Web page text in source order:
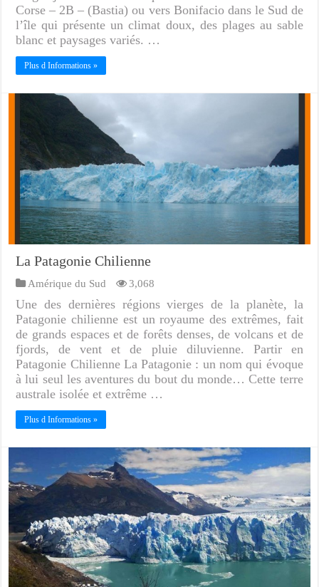
Corse – 2B – (Bastia) ou vers Bonifacio dans le Sud de
l’île qui présente un climat doux, des plages au sable
blanc et paysages variés. …
Plus d Informations »
La Patagonie Chilienne
Amérique du Sud 3,068
Une des dernières régions vierges de la planète, la
Patagonie chilienne est un royaume des extrêmes, fait
de grands espaces et de forêts denses, de volcans et de
fjords, de vent et de pluie diluvienne. Partir en
Patagonie Chilienne La Patagonie : un nom qui évoque
à lui seul les aventures du bout du monde… Cette terre
australe isolée et extrême …
Plus d Informations »